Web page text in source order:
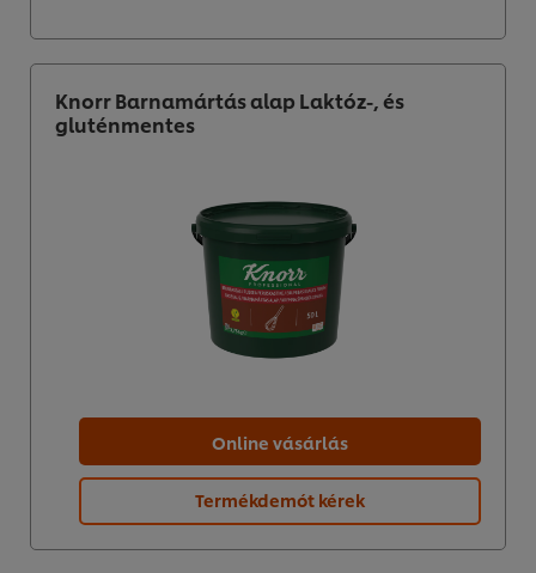
Knorr Barnamártás alap Laktóz-, és
gluténmentes
Online vásárlás
Termékdemót kérek